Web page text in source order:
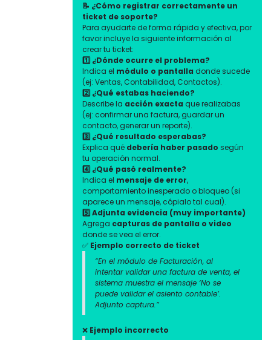
📝 ¿Cómo registrar correctamente un
ticket de soporte?
Para ayudarte de forma rápida y efectiva, por
favor incluye la siguiente información al
crear tu ticket:
1️⃣ ¿Dónde ocurre el problema?
Indica el módulo o pantalla donde sucede
(ej: Ventas, Contabilidad, Contactos).
2️⃣ ¿Qué estabas haciendo?
Describe la acción exacta que realizabas
(ej: confirmar una factura, guardar un
contacto, generar un reporte).
3️⃣ ¿Qué resultado esperabas?
Explica qué debería haber pasado según
tu operación normal.
4️⃣ ¿Qué pasó realmente?
Indica el mensaje de error,
comportamiento inesperado o bloqueo (si
aparece un mensaje, cópialo tal cual).
5️⃣ Adjunta evidencia (muy importante)
Agrega capturas de pantalla o video
donde se vea el error.
✅ Ejemplo correcto de ticket
“En el módulo de Facturación, al
intentar validar una factura de venta, el
sistema muestra el mensaje ‘No se
puede validar el asiento contable’.
Adjunto captura.”
❌ Ejemplo incorrecto